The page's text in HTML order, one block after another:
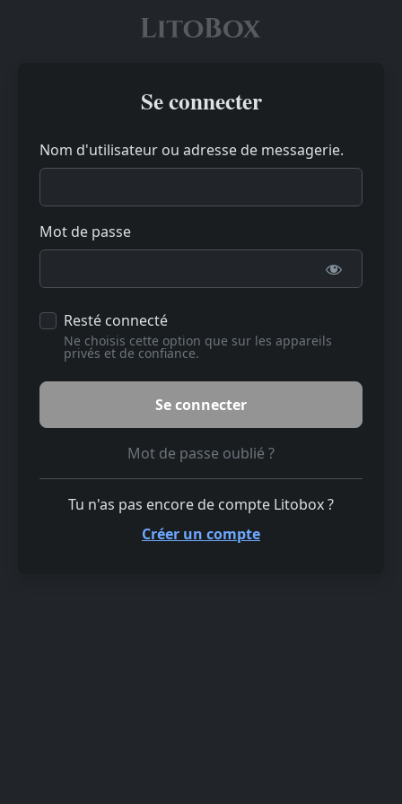
Se connecter
Nom d'utilisateur ou adresse de messagerie.
Mot de passe
Resté connecté
Ne choisis cette option que sur les appareils
privés et de confiance.
Mot de passe oublié ?
Tu n'as pas encore de compte Litobox ?
Créer un compte